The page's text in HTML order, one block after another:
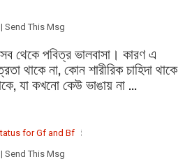
| Send This Msg
থেকে পবিত্র ভালবাসা। কারণ এ
থাকে না, কোন শারীরিক চাহিদা থাকে
যা কখনো কেউ ভাঙায় না ...
for Gf and Bf
| Send This Msg